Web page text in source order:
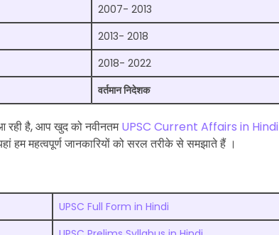
2007- 2013
2013- 2018
2018- 2022
वर्तमान निदेशक
रही है, आप खुद को नवीनतमUPSC Current Affairs in Hindi
महत्वपूर्ण जानकारियों को सरल तरीके से समझाते हैं ।
UPSC Full Form in Hindi